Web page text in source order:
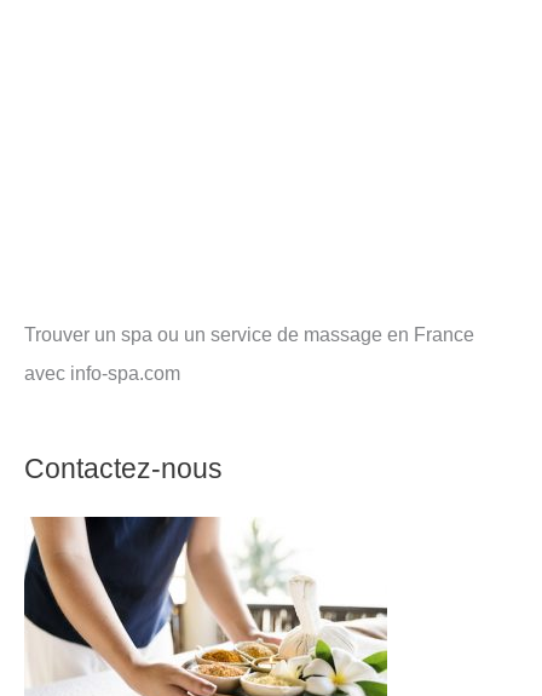
Trouver un spa ou un service de massage en France
avec info-spa.com
Contactez-nous